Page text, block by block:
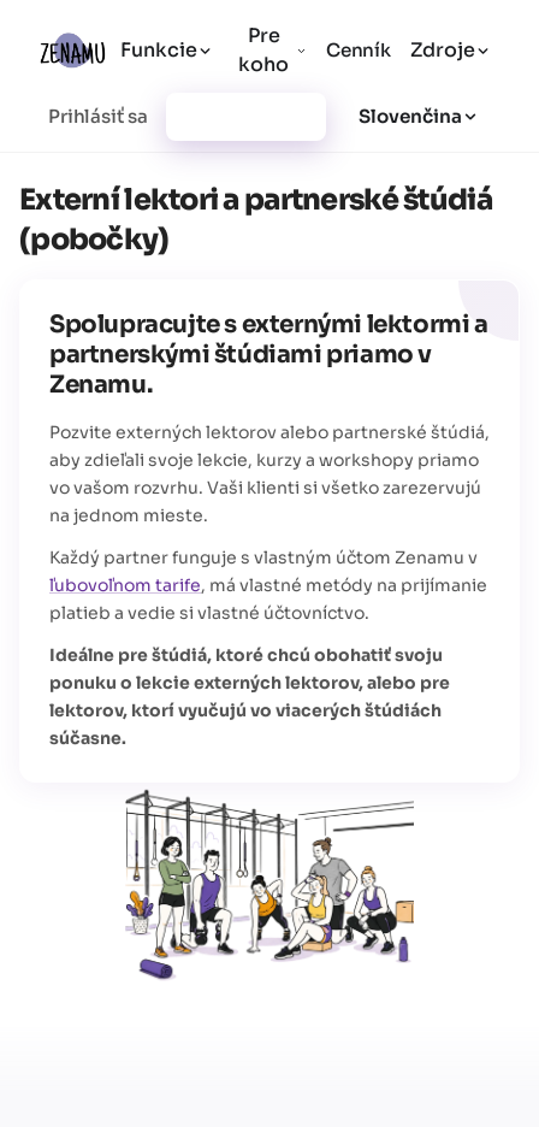
Funkcie
Pre
koho
Cenník Zdroje
Prihlásiť sa Slovenčina
Externí lektori a partnerské štúdiá
(pobočky)
Spolupracujte s externými lektormi a
partnerskými štúdiami priamo v
Zenamu.
Pozvite externých lektorov alebo partnerské štúdiá,
aby zdieľali svoje lekcie, kurzy a workshopy priamo
vo vašom rozvrhu. Vaši klienti si všetko zarezervujú
na jednom mieste.
Každý partner funguje s vlastným účtom Zenamu v
ľubovoľnom tarife, má vlastné metódy na prijímanie
platieb a vedie si vlastné účtovníctvo.
Ideálne pre štúdiá, ktoré chcú obohatiť svoju
ponuku o lekcie externých lektorov, alebo pre
lektorov, ktorí vyučujú vo viacerých štúdiách
súčasne.